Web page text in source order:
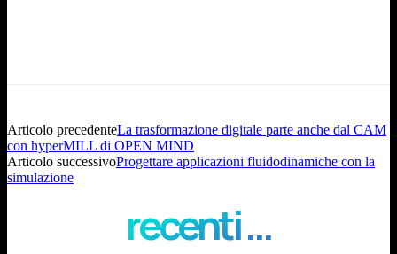
Articolo precedenteLa trasformazione digitale parte anche dal CAM
con hyperMILL di OPEN MIND
Articolo successivoProgettare applicazioni fluidodinamiche con la
simulazione
recenti ...